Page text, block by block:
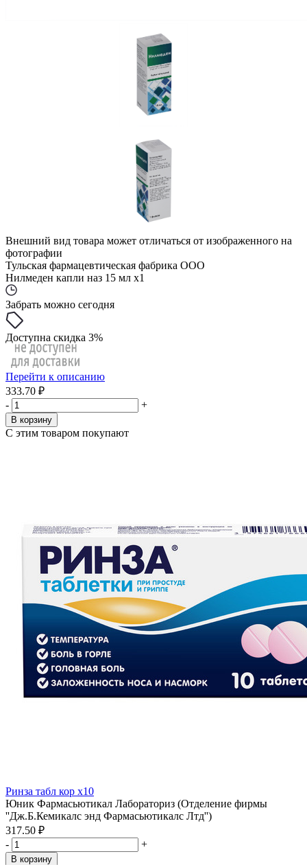
Внешний вид товара может отличаться от изображенного на
фотографии
Тульская фармацевтическая фабрика ООО
Нилмеден капли наз 15 мл x1
Забрать можно сегодня
Доступна скидка 3%
Перейти к описанию
333.70 ₽
-
+
В корзину
С этим товаром покупают
Ринза табл кор x10
Юник Фармасьютикал Лабораториз (Отделение фирмы
''Дж.Б.Кемикалс энд Фармасьютикалс Лтд'')
317.50 ₽
-
+
В корзину